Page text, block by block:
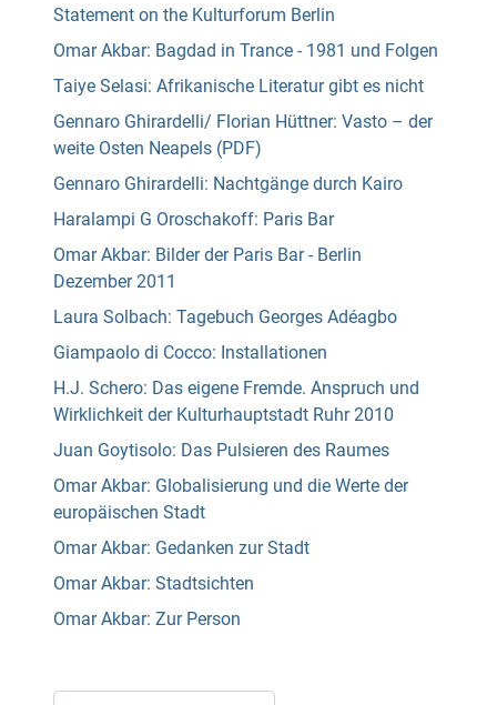
Statement on the Kulturforum Berlin
Omar Akbar: Bagdad in Trance - 1981 und Folgen
Taiye Selasi: Afrikanische Literatur gibt es nicht
Gennaro Ghirardelli/ Florian Hüttner: Vasto – der
weite Osten Neapels (PDF)
Gennaro Ghirardelli: Nachtgänge durch Kairo
Haralampi G Oroschakoff: Paris Bar
Omar Akbar: Bilder der Paris Bar - Berlin
Dezember 2011
Laura Solbach: Tagebuch Georges Adéagbo
Giampaolo di Cocco: Installationen
H.J. Schero: Das eigene Fremde. Anspruch und
Wirklichkeit der Kulturhauptstadt Ruhr 2010
Juan Goytisolo: Das Pulsieren des Raumes
Omar Akbar: Globalisierung und die Werte der
europäischen Stadt
Omar Akbar: Gedanken zur Stadt
Omar Akbar: Stadtsichten
Omar Akbar: Zur Person